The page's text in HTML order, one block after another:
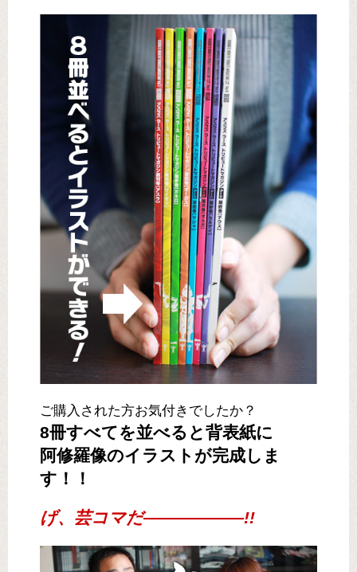
ご購入された方お気付きでしたか？
8冊すべてを並べると背表紙に
阿修羅像のイラストが完成しま
す！！
げ、芸コマだ――――――!!